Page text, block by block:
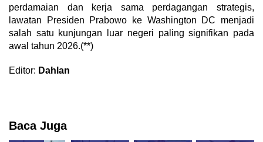
perdamaian dan kerja sama perdagangan strategis,
lawatan Presiden Prabowo ke Washington DC menjadi
salah satu kunjungan luar negeri paling signifikan pada
awal tahun 2026.(**)
Editor: Dahlan
Baca Juga